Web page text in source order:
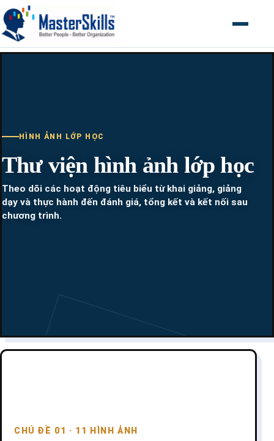
Mở menu
HÌNH ẢNH LỚP HỌC
Thư viện hình ảnh lớp học
Theo dõi các hoạt động tiêu biểu từ khai giảng, giảng
dạy và thực hành đến đánh giá, tổng kết và kết nối sau
chương trình.
CHỦ ĐỀ 01 · 11 HÌNH ẢNH